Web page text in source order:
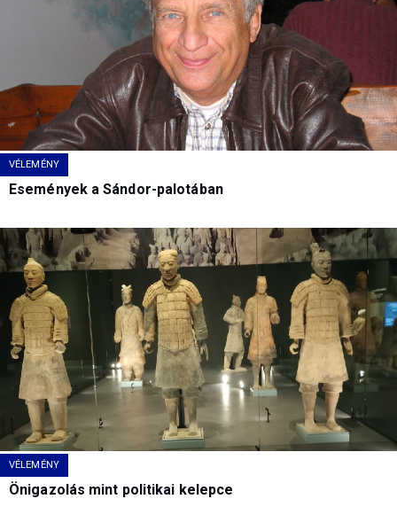
VÉLEMÉNY
Események a Sándor-palotában
VÉLEMÉNY
Önigazolás mint politikai kelepce